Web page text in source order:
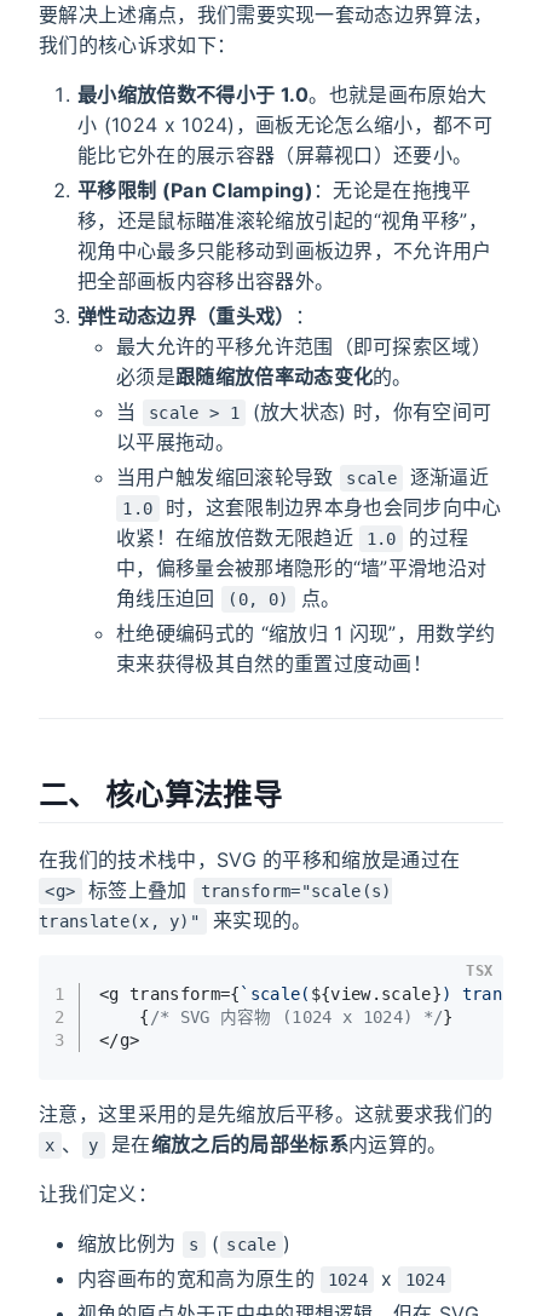
要解决上述痛点，我们需要实现一套动态边界算法，
我们的核心诉求如下：
最小缩放倍数不得小于 1.0。也就是画布原始大
小 (1024 x 1024)，画板无论怎么缩小，都不可
能比它外在的展示容器（屏幕视口）还要小。
平移限制 (Pan Clamping) ：无论是在拖拽平
移，还是鼠标瞄准滚轮缩放引起的“视角平移”，
视角中心最多只能移动到画板边界，不允许用户
把全部画板内容移出容器外。
弹性动态边界（重头戏）
：
最大允许的平移允许范围（即可探索区域）
必须是跟随缩放倍率动态变化的。
当
scale > 1
(放大状态) 时，你有空间可
以平展拖动。
当用户触发缩回滚轮导致
scale 逐渐逼近
1.0
时，这套限制边界本身也会同步向中心
收紧！在缩放倍数无限趋近
1.0
的过程
中，偏移量会被那堵隐形的“墙”平滑地沿对
角线压迫回
(0, 0)
点。
杜绝硬编码式的 “缩放归 1 闪现”，用数学约
束来获得极其自然的重置过度动画！
二、 核心算法推导
在我们的技术栈中，SVG 的平移和缩放是通过在
<g> 标签上叠加
transform="scale(s)
translate(x, y)"
来实现的。
1
2
3
<g transform={ `scale( ${view.scale})
    {
/* SVG 内容物 (1024 x 1024) */}
</g>
TSX
注意，这里采用的是先缩放后平移。这就要求我们的
x 、 y 是在缩放之后的局部坐标系内运算的。
让我们定义：
缩放比例为 s ( scale )
内容画布的宽和高为原生的
1024 x 1024